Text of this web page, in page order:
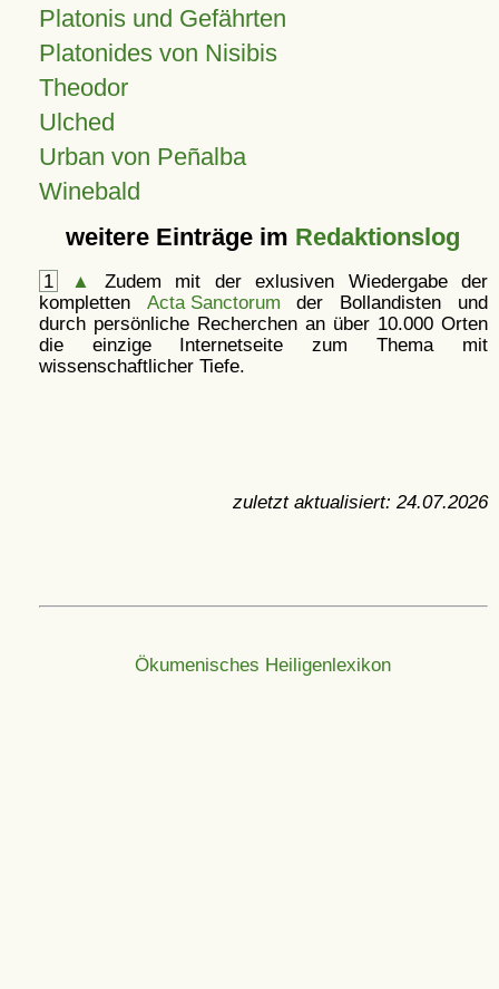
Platonis und Gefährten
Platonides von Nisibis
Theodor
Ulched
Urban von Peñalba
Winebald
weitere Einträge im Redaktionslog
1 ▲
Zudem mit der exlusiven Wiedergabe der
kompletten Acta Sanctorum der Bollandisten und
durch persönliche Recherchen an über 10.000 Orten
die einzige Internetseite zum Thema mit
wissenschaftlicher Tiefe.
zuletzt aktualisiert: 24.07.2026
Ökumenisches Heiligenlexikon